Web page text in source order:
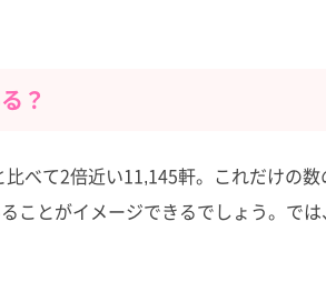
？
べて2倍近い11,145軒。これだけの数
ことがイメージできるでしょう。で